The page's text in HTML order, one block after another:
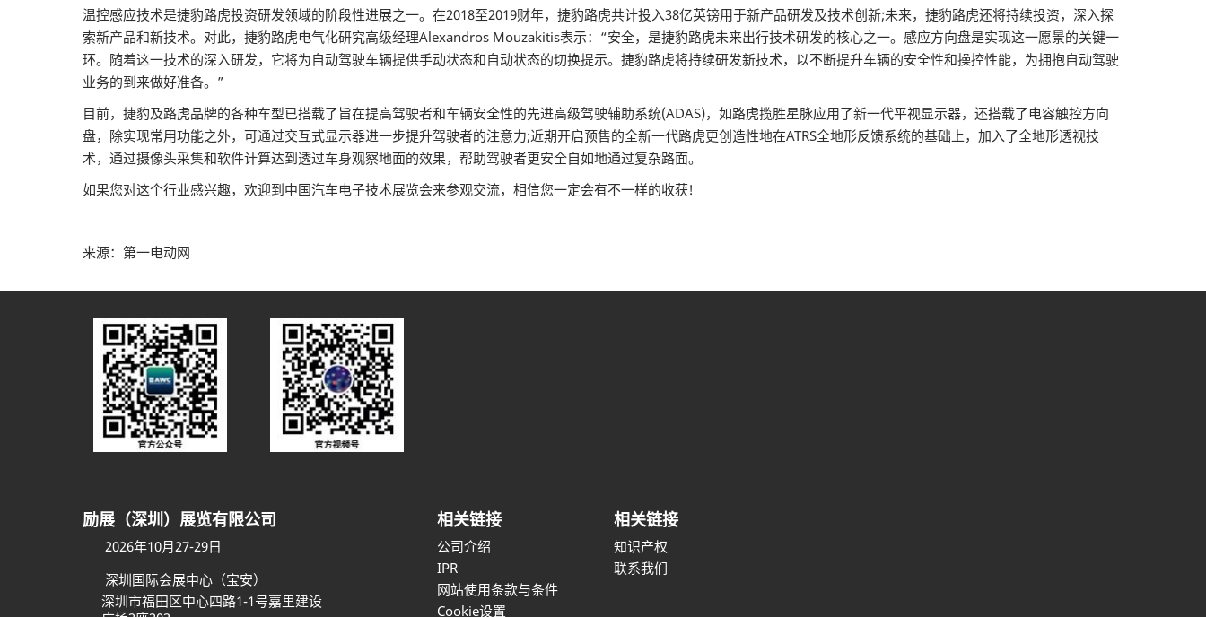
温控感应技术是捷豹路虎投资研发领域的阶段性进展之一。在2018至2019财年，捷豹路虎共计投入38亿英镑用于新产品研发及技术创新;未来，捷豹路虎还将持续投资，深入探
索新产品和新技术。对此，捷豹路虎电气化研究高级经理Alexandros Mouzakitis表示：“安全，是捷豹路虎未来出行技术研发的核心之一。感应方向盘是实现这一愿景的关键一
环。随着这一技术的深入研发，它将为自动驾驶车辆提供手动状态和自动状态的切换提示。捷豹路虎将持续研发新技术，以不断提升车辆的安全性和操控性能，为拥抱自动驾驶
业务的到来做好准备。”
目前，捷豹及路虎品牌的各种车型已搭载了旨在提高驾驶者和车辆安全性的先进高级驾驶辅助系统(ADAS)，如路虎揽胜星脉应用了新一代平视显示器，还搭载了电容触控方向
盘，除实现常用功能之外，可通过交互式显示器进一步提升驾驶者的注意力;近期开启预售的全新一代路虎更创造性地在ATRS全地形反馈系统的基础上，加入了全地形透视技
术，通过摄像头采集和软件计算达到透过车身观察地面的效果，帮助驾驶者更安全自如地通过复杂路面。
如果您对这个行业感兴趣，欢迎到中国汽车电子技术展览会来参观交流，相信您一定会有不一样的收获!
来源：第一电动网
励展（深圳）展览有限公司
2026年10月27-29日
深圳国际会展中心（宝安）
深圳市福田区中心四路1-1号嘉里建设
相关链接
公司介绍
IPR
网站使用条款与条件
Cookie设置
相关链接
知识产权
联系我们